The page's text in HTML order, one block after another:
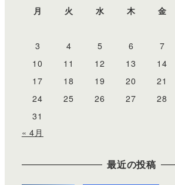
月
火 水 木 金
3
4 5 6 7
10
11 12 13 14
17
18 19 20 21
24
25 26 27 28
31
« 4月
最近の投稿